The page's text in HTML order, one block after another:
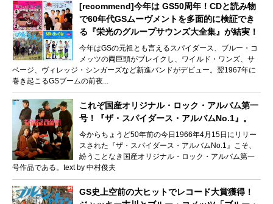
[recommend]今年は GS50周年！CDと読み物
で60年代GSムーヴメントを多面的に検証でき
る『栄光のグループサウンズ大全集』が結実！
今年はGSの元祖とも言えるスパイダース、ブルー・コ
メッツの両巨頭がブレイクし、ワイルド・ワンズ、サ
ベージ、ヴィレッジ・シンガーズなど新進バンドがデビュー。翌1967年に
巻き起こるGSブームの前夜...
これぞ国産オリジナル・ロック・アルバム第一
号！『ザ・スパイダース・アルバムNo.1』。
今からちょうど50年前の今日1966年4月15日にリリー
スされた『ザ・スパイダース・アルバムNo.1』こそ、
紛うことなき国産オリジナル・ロック・アルバム第一
号作品である。text by 中村俊夫
GS史上空前の大ヒットでレコード大賞獲得！